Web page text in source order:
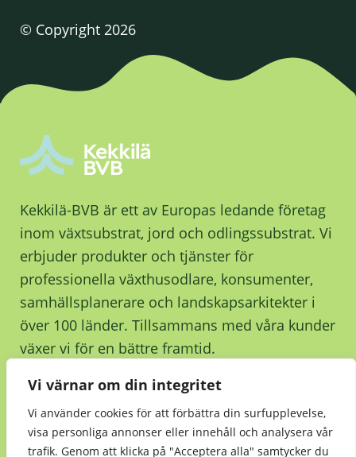
Vi värnar om din integritet
Vi använder cookies för att förbättra din surfupplevelse,
visa personliga annonser eller innehåll och analysera vår
trafik. Genom att klicka på "Acceptera alla" samtycker du
© Copyright 2026
Kekkilä-BVB är ett av Europas ledande företag
inom växtsubstrat, jord och odlingssubstrat. Vi
erbjuder produkter och tjänster för
professionella växthusodlare, konsumenter,
samhällsplanerare och landskapsarkitekter i
över 100 länder. Tillsammans med våra kunder
växer vi för en bättre framtid.
Kontakta oss